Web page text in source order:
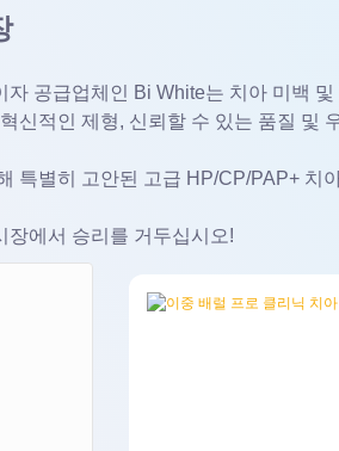
공급업체인 Bi White는 치아 미백
신적인 제형, 신뢰할 수 있는 품질 및
특별히 고안된 고급 HP/CP/PAP+
장에서 승리를 거두십시오!